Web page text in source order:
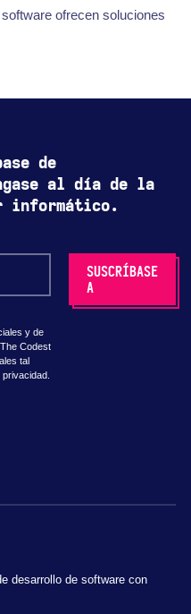
ofrecen soluciones
de
al día de la
informático.
y de
Codest
tal
desarrollo de software con